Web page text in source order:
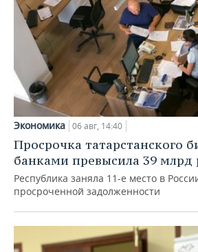
Экономика 06 авг, 14:40
Просрочка татарстанского
банками превысила 39 млрд
Республика заняла 11-е место в
просроченной задолженности